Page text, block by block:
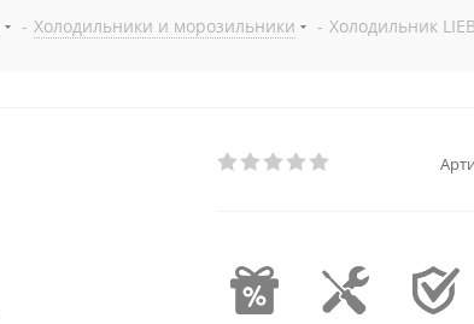
- Холодильники и морозильники - Холодильник